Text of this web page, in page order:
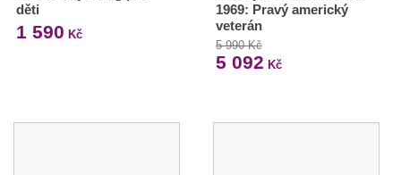
děti
1 590 Kč
1969: Pravý americký
veterán
5 990 Kč
5 092 Kč